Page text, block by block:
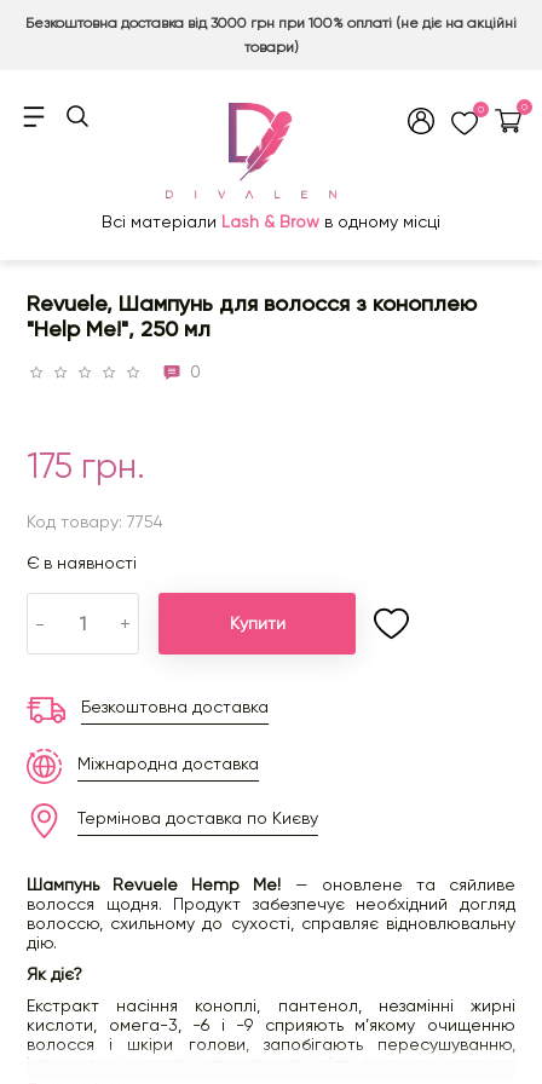
Безкоштовна доставка від 3000 грн при 100% оплаті (не діє на акційні
товари)
0 0
Всі матеріали Lash & Brow в одному місці
Revuele, Шампунь для волосся з коноплею
"Help Me!", 250 мл
0
175 грн.
Код товару: 7754
Є в наявності
- + Купити
Безкоштовна доставка
Міжнародна доставка
Термінова доставка по Києву
Шампунь Revuele Hemp Me! — оновлене та сяйливе
волосся щодня. Продукт забезпечує необхідний догляд
волоссю, схильному до сухості, справляє відновлювальну
дію.
Як діє?
Екстракт насіння коноплі, пантенол, незамінні жирні
кислоти, омега-3, -6 і -9 сприяють м’якому очищенню
волосся і шкіри голови, запобігають пересушуванню,
інтенсивно живлять, стимулюють ріст волосся, надають